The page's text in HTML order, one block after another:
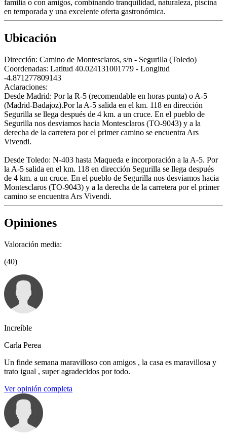
familia o con amigos, combinando tranquilidad, naturaleza, piscina
en temporada y una excelente oferta gastronómica.
Ubicación
Dirección: Camino de Montesclaros, s/n - Segurilla (Toledo)
Coordenadas: Latitud 40.024131001779 - Longitud
-4.871277809143
Aclaraciones:
Desde Madrid: Por la R-5 (recomendable en horas punta) o A-5
(Madrid-Badajoz).Por la A-5 salida en el km. 118 en dirección
Segurilla se llega después de 4 km. a un cruce. En el pueblo de
Segurilla nos desviamos hacia Montesclaros (TO-9043) y a la
derecha de la carretera por el primer camino se encuentra Ars
Vivendi.
Desde Toledo: N-403 hasta Maqueda e incorporación a la A-5. Por
la A-5 salida en el km. 118 en dirección Segurilla se llega después
de 4 km. a un cruce. En el pueblo de Segurilla nos desviamos hacia
Montesclaros (TO-9043) y a la derecha de la carretera por el primer
camino se encuentra Ars Vivendi.
Opiniones
Valoración media:
(40)
Increíble
Carla Perea
Un finde semana maravilloso con amigos , la casa es maravillosa y
trato igual , super agradecidos por todo.
Ver opinión completa